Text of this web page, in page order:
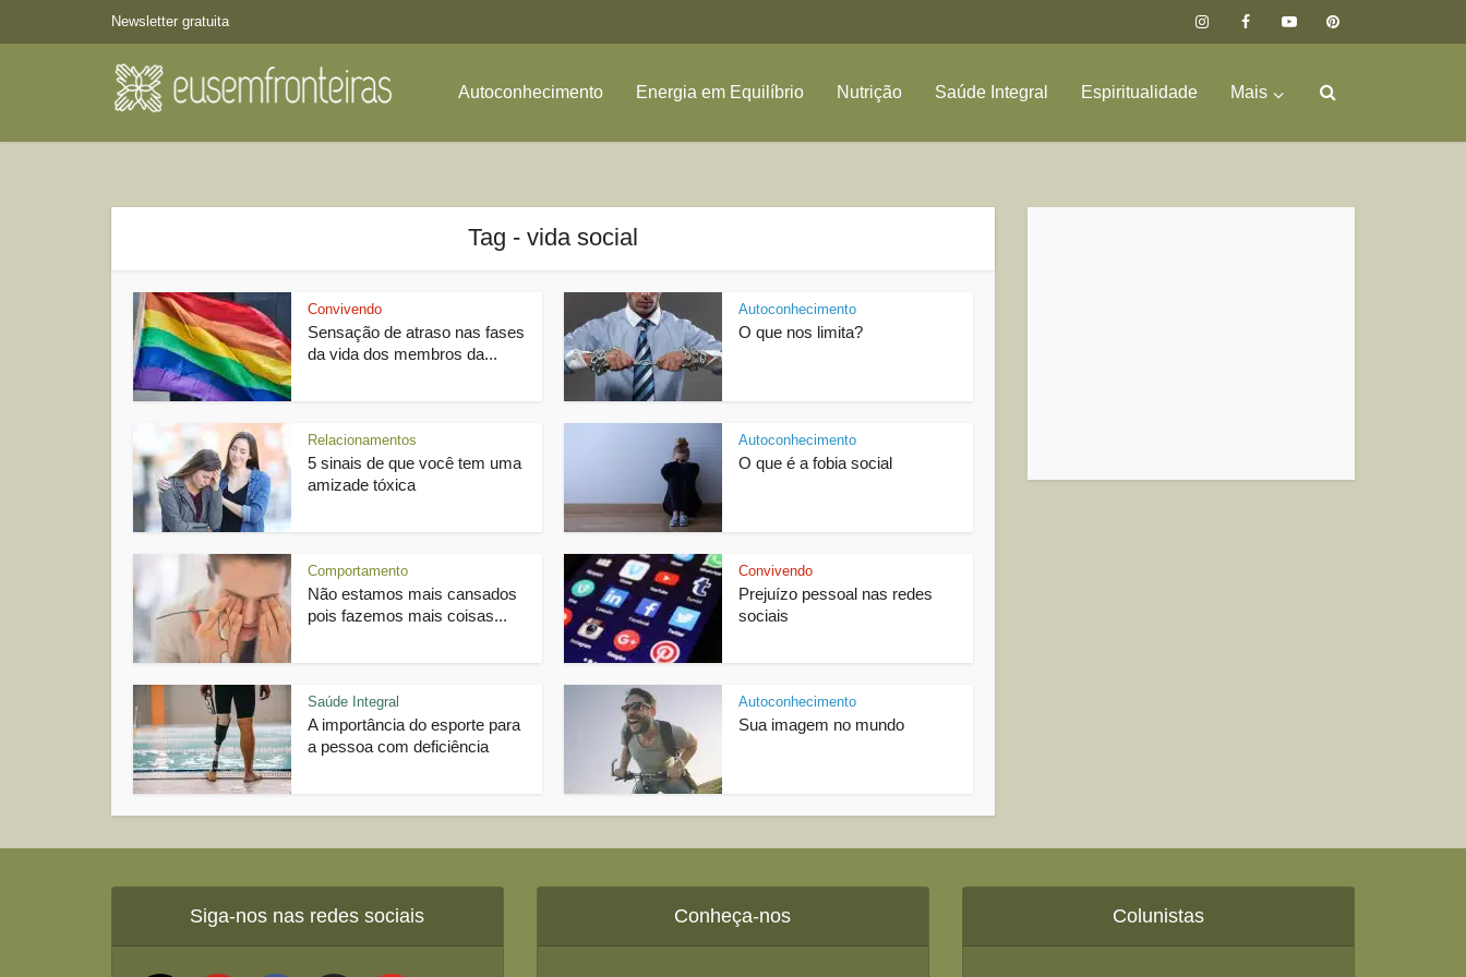
Newsletter gratuita
Autoconhecimento Energia em Equilíbrio Nutrição Saúde Integral Espiritualidade Mais
Tag - vida social
Convivendo
Sensação de atraso nas fases
da vida dos membros da...
Autoconhecimento
O que nos limita?
Relacionamentos
5 sinais de que você tem uma
amizade tóxica
Autoconhecimento
O que é a fobia social
Comportamento
Não estamos mais cansados
pois fazemos mais coisas...
Convivendo
Prejuízo pessoal nas redes
sociais
Saúde Integral
A importância do esporte para
a pessoa com deficiência
Autoconhecimento
Sua imagem no mundo
Siga-nos nas redes sociais Conheça-nos Colunistas